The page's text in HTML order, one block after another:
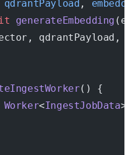
qdrantPayload ,
generateEmbedding
qdrantPayload,
() {
Worker<IngestJobData>(